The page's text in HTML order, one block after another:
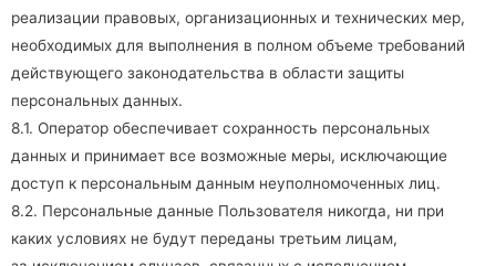
реализации правовых, организационных и технических мер,
необходимых для выполнения в полном объеме требований
действующего законодательства в области защиты
персональных данных.
8.1. Оператор обеспечивает сохранность персональных
данных и принимает все возможные меры, исключающие
доступ к персональным данным неуполномоченных лиц.
8.2. Персональные данные Пользователя никогда, ни при
каких условиях не будут переданы третьим лицам,